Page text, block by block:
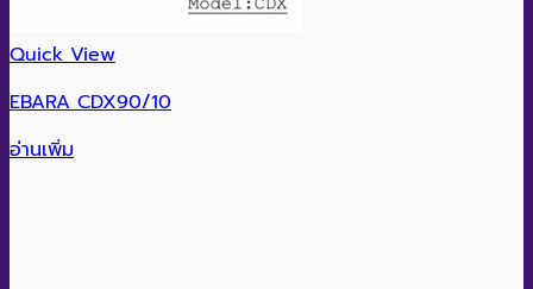
Quick View
EBARA CDX90/10
อ่านเพิ่ม